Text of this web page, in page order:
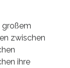
großem
zwischen
ihre